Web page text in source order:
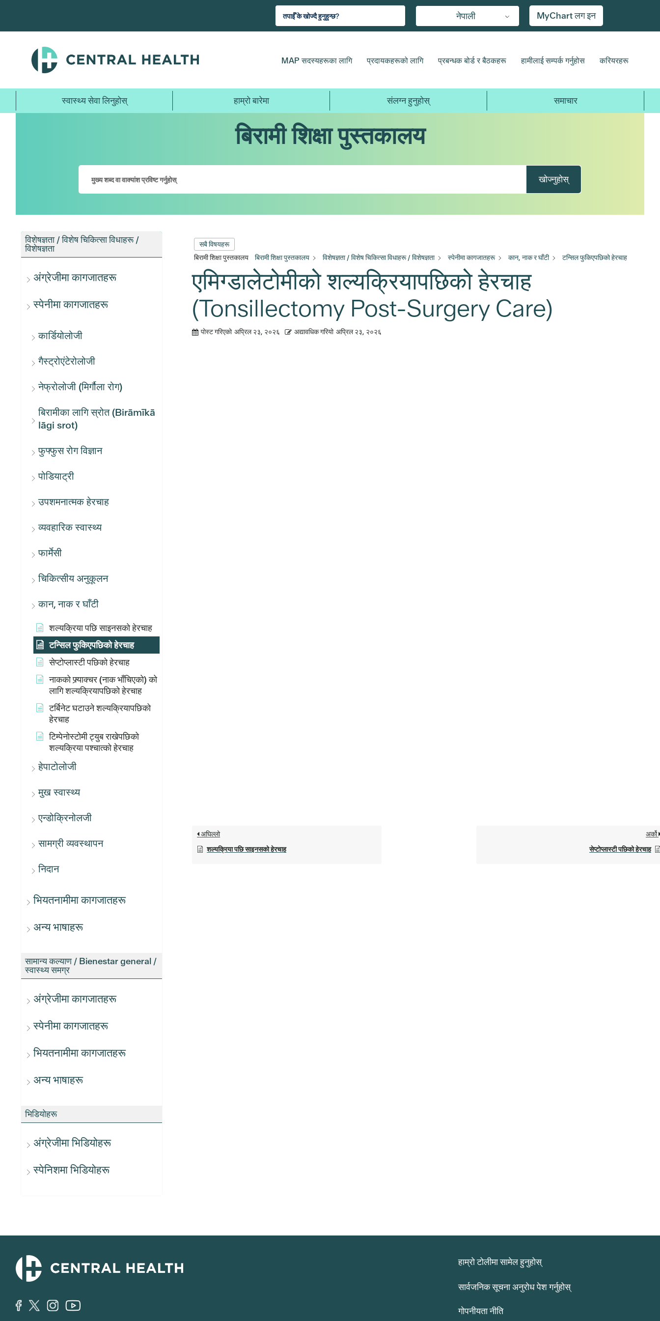
जानुहोस्
नेपाली MyChart लग इन
MAP सदस्यहरूका लागि प्रदायकहरूको लागि प्रबन्धक बोर्ड र बैठकहरू हामीलाई सम्पर्क गर्नुहोस करियरहरू
स्वास्थ्य सेवा लिनुहोस् हाम्रो बारेमा संलग्न हुनुहोस् समाचार
बिरामी शिक्षा पुस्तकालय
खोज्नुहोस्
विशेषज्ञता / विशेष चिकित्सा विधाहरू /
विशेषज्ञता
अंग्रेजीमा कागजातहरू
स्पेनीमा कागजातहरू
कार्डियोलोजी
गैस्ट्रोएंटेरोलोजी
नेफ्रोलोजी (मिर्गौला रोग)
बिरामीका लागि स्रोत (Birāmīkā
lāgi srot)
फुफ्फुस रोग विज्ञान
पोडियाट्री
उपशमनात्मक हेरचाह
व्यवहारिक स्वास्थ्य
फार्मेसी
चिकित्सीय अनुकूलन
कान, नाक र घाँटी
शल्यक्रिया पछि साइनसको हेरचाह
टन्सिल फुकिएपछिको हेरचाह
सेप्टोप्लास्टी पछिको हेरचाह
नाकको फ्र्याक्चर (नाक भाँचिएको) को
लागि शल्यक्रियापछिको हेरचाह
टर्बिनेट घटाउने शल्यक्रियापछिको
हेरचाह
टिम्पेनोस्टोमी ट्युब राखेपछिको
शल्यक्रिया पश्चात्को हेरचाह
हेपाटोलोजी
मुख स्वास्थ्य
एन्डोक्रिनोलजी
सामग्री व्यवस्थापन
निदान
भियतनामीमा कागजातहरू
अन्य भाषाहरू
सामान्य कल्याण / Bienestar general /
स्वास्थ्य समग्र
अंग्रेजीमा कागजातहरू
स्पेनीमा कागजातहरू
भियतनामीमा कागजातहरू
अन्य भाषाहरू
भिडियोहरू
अंग्रेजीमा भिडियोहरू
स्पेनिशमा भिडियोहरू
सबै विषयहरू
बिरामी शिक्षा पुस्तकालय
बिरामी शिक्षा पुस्तकालय विशेषज्ञता / विशेष चिकित्सा विधाहरू / विशेषज्ञता स्पेनीमा कागजातहरू कान, नाक र घाँटी टन्सिल फुकिएपछिको हेरचाह
एमिग्डालेटोमीको शल्यक्रियापछिको हेरचाह
(Tonsillectomy Post-Surgery Care)
पोस्ट गरिएको अप्रिल २३, २०२६ अद्यावधिक गरियो अप्रिल २३, २०२६
अघिल्लो
शल्यक्रिया पछि साइनसको हेरचाह
अर्को
सेप्टोप्लास्टी पछिको हेरचाह
हाम्रो टोलीमा सामेल हुनुहोस्
सार्वजनिक सूचना अनुरोध पेश गर्नुहोस्
गोपनीयता नीति